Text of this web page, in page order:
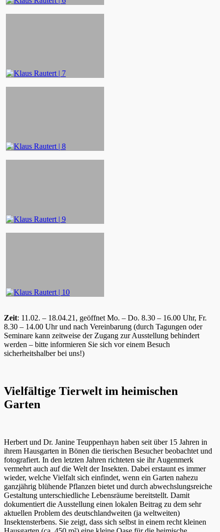
Zeit: 11.02. – 18.04.21, geöffnet Mo. – Do. 8.30 – 16.00 Uhr, Fr.
8.30 – 14.00 Uhr und nach Vereinbarung (durch Tagungen oder
Seminare kann zeitweise der Zugang zur Ausstellung behindert
werden – bitte informieren Sie sich vor einem Besuch
sicherheitshalber bei uns!)
Vielfältige Tierwelt im heimischen
Garten
Herbert und Dr. Janine Teuppenhayn haben seit über 15 Jahren in
ihrem Hausgarten in Bönen die tierischen Besucher beobachtet und
fotografiert. In den letzten Jahren richteten sie ihr Augenmerk
vermehrt auch auf die Welt der Insekten. Dabei erstaunt es immer
wieder, welche Vielfalt sich einfindet, wenn ein Garten nahezu
ganzjährig blühende Pflanzen bietet und durch abwechslungsreiche
Gestaltung unterschiedliche Lebensräume bereitstellt. Damit
dokumentiert die Ausstellung einen lokalen Beitrag zu dem sehr
aktuellen Problem des deutschlandweiten (ja weltweiten)
Insektensterbens. Sie zeigt, dass sich selbst in einem recht kleinen